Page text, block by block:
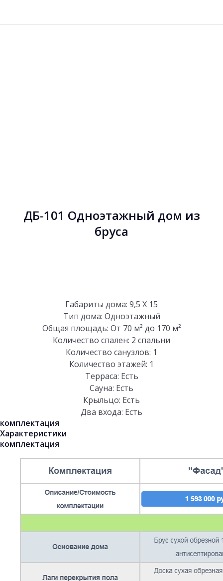
ДБ-101 Одноэтажный дом из
бруса
Габариты дома: 9,5 Х 15
Тип дома: Одноэтажный
Общая площадь: От 70 м² до 170 м²
Количество спален: 2 спальни
Количество санузлов: 1
Количество этажей: 1
Терраса: Есть
Сауна: Есть
Крыльцо: Есть
Два входа: Есть
комплектация
Характеристики
комплектация